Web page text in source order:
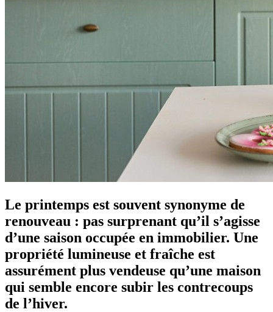
Le printemps est souvent synonyme de
renouveau : pas surprenant qu’il s’agisse
d’une saison occupée en immobilier. Une
propriété lumineuse et fraîche est
assurément plus vendeuse qu’une maison
qui semble encore subir les contrecoups
de l’hiver.